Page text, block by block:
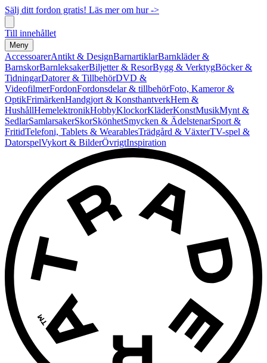
Sälj ditt fordon gratis! Läs mer om hur ->
Till innehållet
Meny
AccessoarerAntikt & DesignBarnartiklarBarnkläder &
BarnskorBarnleksakerBiljetter & ResorBygg & VerktygBöcker &
TidningarDatorer & TillbehörDVD &
VideofilmerFordonFordonsdelar & tillbehörFoto, Kameror &
OptikFrimärkenHandgjort & KonsthantverkHem &
HushållHemelektronikHobbyKlockorKläderKonstMusikMynt &
SedlarSamlarsakerSkorSkönhetSmycken & ÄdelstenarSport &
FritidTelefoni, Tablets & WearablesTrädgård & VäxterTV-spel &
DatorspelVykort & BilderÖvrigtInspiration